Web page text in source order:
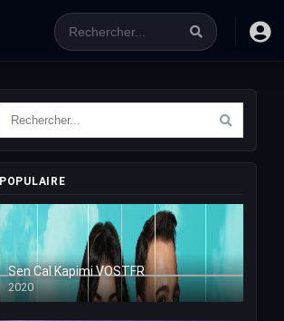
POPULAIRE
Sen Cal Kapimi VOSTFR
2020